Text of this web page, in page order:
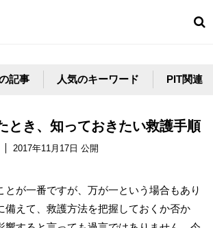
記事 人気のキーワード PIT関連
とき、知っておきたい救護手順
2017年11月17日 公開
とが一番ですが、万が一という場合もあり
備えて、救護方法を把握しておくか否か